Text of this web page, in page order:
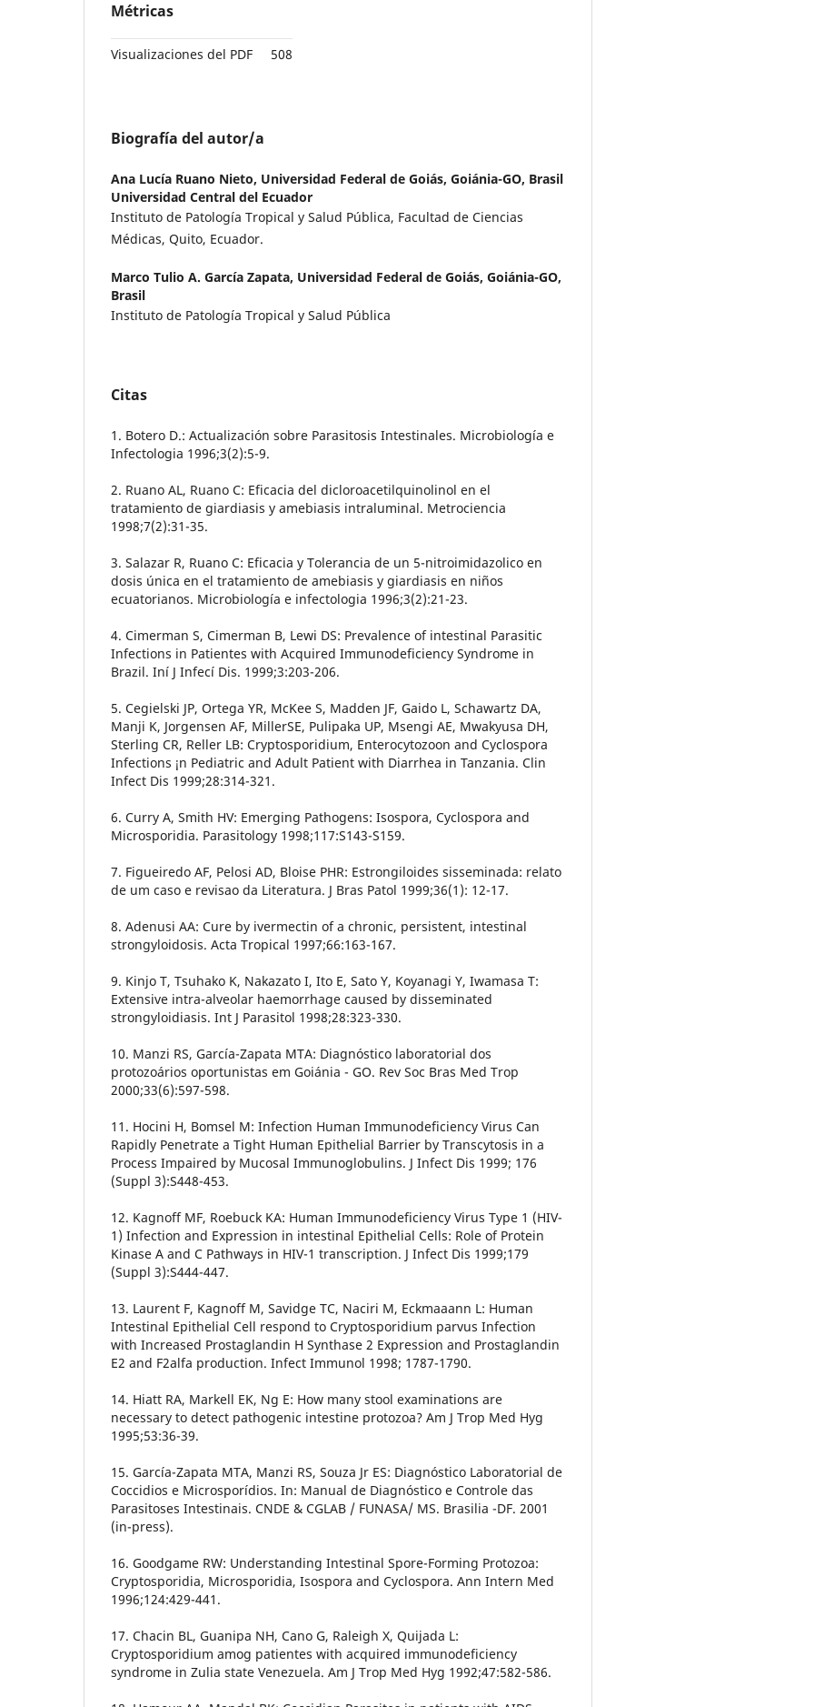
Métricas
Visualizaciones del PDF 508
Biografía del autor/a
Ana Lucía Ruano Nieto, Universidad Federal de Goiás, Goiánia-GO, Brasil
Universidad Central del Ecuador
Instituto de Patología Tropical y Salud Pública, Facultad de Ciencias
Médicas, Quito, Ecuador.
Marco Tulio A. García Zapata, Universidad Federal de Goiás, Goiánia-GO,
Brasil
Instituto de Patología Tropical y Salud Pública
Citas
1. Botero D.: Actualización sobre Parasitosis Intestinales. Microbiología e
Infectologia 1996;3(2):5-9.
2. Ruano AL, Ruano C: Eficacia del dicloroacetilquinolinol en el
tratamiento de giardiasis y amebiasis intraluminal. Metrociencia
1998;7(2):31-35.
3. Salazar R, Ruano C: Eficacia y Tolerancia de un 5-nitroimidazolico en
dosis única en el tratamiento de amebiasis y giardiasis en niños
ecuatorianos. Microbiología e infectologia 1996;3(2):21-23.
4. Cimerman S, Cimerman B, Lewi DS: Prevalence of intestinal Parasitic
Infections in Patientes with Acquired Immunodeficiency Syndrome in
Brazil. Iní J Infecí Dis. 1999;3:203-206.
5. Cegielski JP, Ortega YR, McKee S, Madden JF, Gaido L, Schawartz DA,
Manji K, Jorgensen AF, MillerSE, Pulipaka UP, Msengi AE, Mwakyusa DH,
Sterling CR, Reller LB: Cryptosporidium, Enterocytozoon and Cyclospora
Infections ¡n Pediatric and Adult Patient with Diarrhea in Tanzania. Clin
Infect Dis 1999;28:314-321.
6. Curry A, Smith HV: Emerging Pathogens: Isospora, Cyclospora and
Microsporidia. Parasitology 1998;117:S143-S159.
7. Figueiredo AF, Pelosi AD, Bloise PHR: Estrongiloides sisseminada: relato
de um caso e revisao da Literatura. J Bras Patol 1999;36(1): 12-17.
8. Adenusi AA: Cure by ivermectin of a chronic, persistent, intestinal
strongyloidosis. Acta Tropical 1997;66:163-167.
9. Kinjo T, Tsuhako K, Nakazato I, Ito E, Sato Y, Koyanagi Y, Iwamasa T:
Extensive intra-alveolar haemorrhage caused by disseminated
strongyloidiasis. Int J Parasitol 1998;28:323-330.
10. Manzi RS, García-Zapata MTA: Diagnóstico laboratorial dos
protozoários oportunistas em Goiánia - GO. Rev Soc Bras Med Trop
2000;33(6):597-598.
11. Hocini H, Bomsel M: Infection Human Immunodeficiency Virus Can
Rapidly Penetrate a Tight Human Epithelial Barrier by Transcytosis in a
Process Impaired by Mucosal Immunoglobulins. J Infect Dis 1999; 176
(Suppl 3):S448-453.
12. Kagnoff MF, Roebuck KA: Human Immunodeficiency Virus Type 1 (HIV-
1) Infection and Expression in intestinal Epithelial Cells: Role of Protein
Kinase A and C Pathways in HIV-1 transcription. J Infect Dis 1999;179
(Suppl 3):S444-447.
13. Laurent F, Kagnoff M, Savidge TC, Naciri M, Eckmaaann L: Human
Intestinal Epithelial Cell respond to Cryptosporidium parvus Infection
with Increased Prostaglandin H Synthase 2 Expression and Prostaglandin
E2 and F2alfa production. Infect Immunol 1998; 1787-1790.
14. Hiatt RA, Markell EK, Ng E: How many stool examinations are
necessary to detect pathogenic intestine protozoa? Am J Trop Med Hyg
1995;53:36-39.
15. García-Zapata MTA, Manzi RS, Souza Jr ES: Diagnóstico Laboratorial de
Coccidios e Microsporídios. In: Manual de Diagnóstico e Controle das
Parasitoses Intestinais. CNDE & CGLAB / FUNASA/ MS. Brasilia -DF. 2001
(in-press).
16. Goodgame RW: Understanding Intestinal Spore-Forming Protozoa:
Cryptosporidia, Microsporidia, Isospora and Cyclospora. Ann Intern Med
1996;124:429-441.
17. Chacin BL, Guanipa NH, Cano G, Raleigh X, Quijada L:
Cryptosporidium amog patientes with acquired immunodeficiency
syndrome in Zulia state Venezuela. Am J Trop Med Hyg 1992;47:582-586.